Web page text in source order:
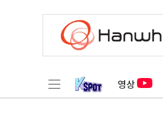
영상